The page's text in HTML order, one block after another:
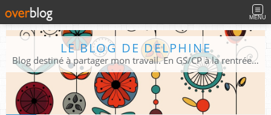
MENU
LE BLOG DE DELPHINE
Blog destiné à partager mon travail. En GS/CP à la rentrée 2026/2027 !